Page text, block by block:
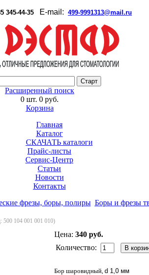
345-44-35 E-mail: 499-9991313@mail.ru
Расширенный поиск
0 шт. 0 руб.
Корзина
Главная
Каталог
СКАЧАТЬ каталоги
Прайс-листы
Сервис-Центр
Статьи
Новости
Контакты
фрезы, боры, полиры Боры и фрезы
500 104 001 001 010)
Цена: 340 руб.
Количество:
Бор шаровидный, d 1,0 мм